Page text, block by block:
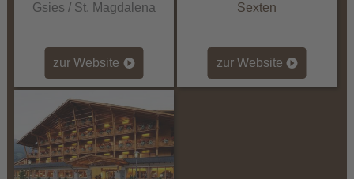
Gsies / St. Magdalena
zur Website
Sexten
zur Website